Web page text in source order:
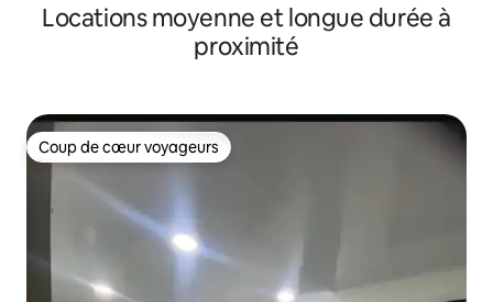
Locations moyenne et longue durée à
proximité
Coup de cœur voyageurs
Coup de cœur voyageurs